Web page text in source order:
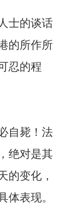
士的谈话
的所作所
忍的程
自毙！法
绝对是其
的变化，
体表现。